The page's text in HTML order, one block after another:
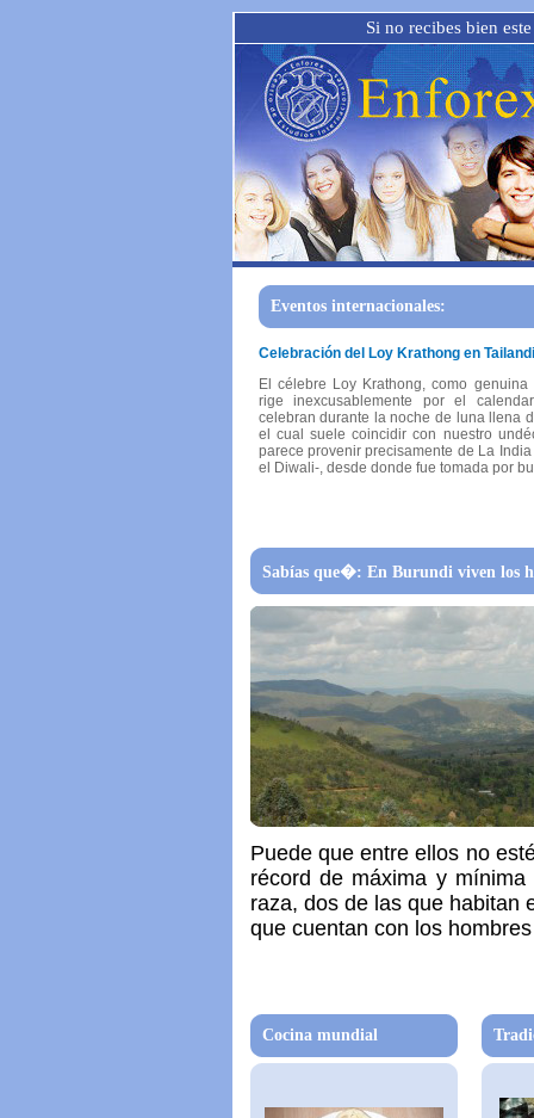
Si no recibes bien
Eventos internacionales:
Celebración del Loy Krathong en
El célebre Loy Krathong, como
rige inexcusablemente por el
celebran durante la noche de luna llena
el cual suele coincidir con nuestro
parece provenir precisamente de La
el Diwali-, desde donde fue tomada por
Sabías que�: En Burundi viven los
Puede que entre ellos no
récord de máxima y
raza, dos de las que habitan
que cuentan con los
Cocina mundial